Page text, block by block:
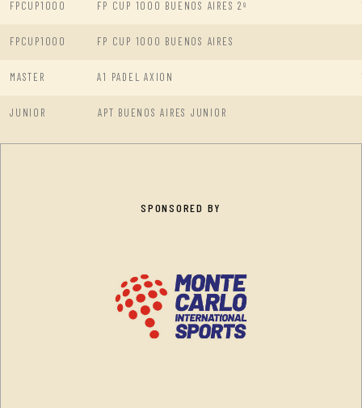
FPCUP1000 FP CUP 1000 BUENOS AIRES 2º
FPCUP1000 FP CUP 1000 BUENOS AIRES
MASTER A1 PADEL AXION
JUNIOR APT BUENOS AIRES JUNIOR
SPONSORED BY